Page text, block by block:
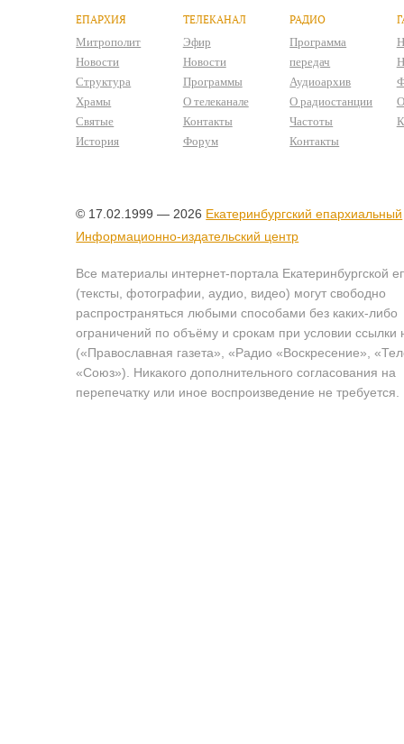
ЕПАРХИЯ
Митрополит
Новости
Структура
Храмы
Святые
История
ТЕЛЕКАНАЛ
Эфир
Новости
Программы
О телеканале
Контакты
Форум
РАДИО
Программа
передач
Аудиоархив
О радиостанции
Частоты
Контакты
© 17.02.1999 — 2026 Екатеринбургский епархиальный
Информационно-издательский центр
Все материалы интернет-портала Екатеринбургской
(тексты, фотографии, аудио, видео) могут свободно
распространяться любыми способами без каких-либо
ограничений по объёму и срокам при условии ссылки
(«Православная газета», «Радио «Воскресение»,
«Союз»). Никакого дополнительного согласования на
перепечатку или иное воспроизведение не требуется.